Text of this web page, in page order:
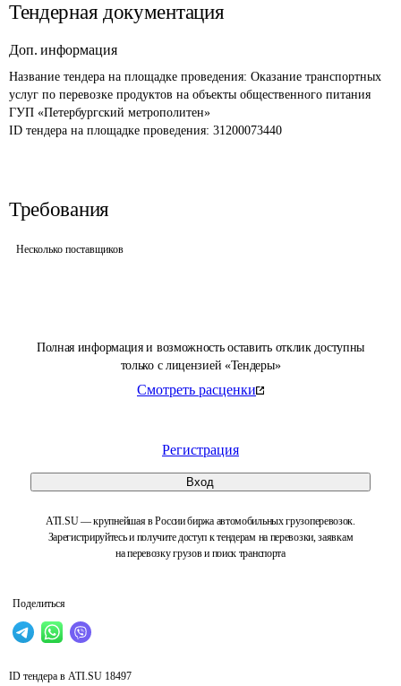
Полная информация и возможность оставить отклик доступны
только с лицензией «Тендеры»
Смотреть расценки
Регистрация
Вход
ATI.SU — крупнейшая в России биржа автомобильных грузоперевозок.
Зарегистрируйтесь и получите доступ к тендерам на перевозки, заявкам
на перевозку грузов и поиск транспорта
Поделиться
Тендерная документация
Доп. информация
Название тендера на площадке проведения: Оказание транспортных
услуг по перевозке продуктов на объекты общественного питания
ГУП «Петербургский метрополитен»
ID тендера на площадке проведения: 31200073440
Требования
Несколько поставщиков
ID тендера в ATI.SU 18497